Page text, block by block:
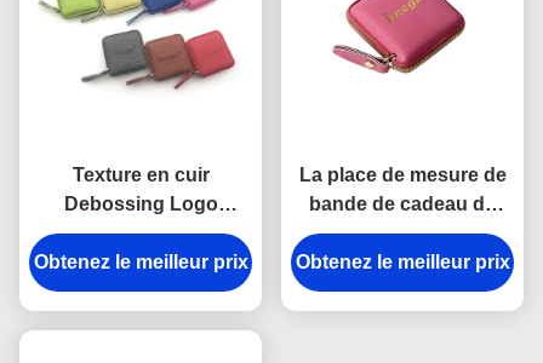
Texture en cuir
Debossing Logo
Souvenir d'unité
centrale Mini
Retractable Tape
Obtenez le meilleur prix
La place de mesure de
bande de cadeau de
Debossing a gravé
l'unité centrale en refief
d'ABS de logo
Obtenez le meilleur prix